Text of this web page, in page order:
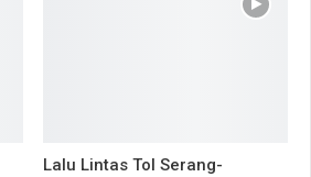
Lalu Lintas Tol Serang-